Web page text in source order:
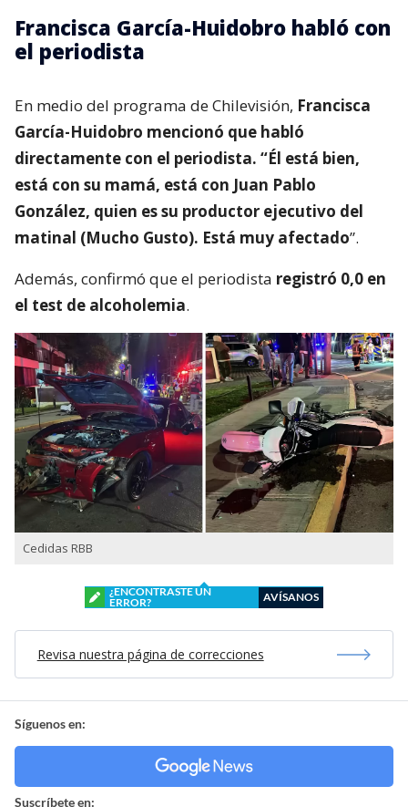
Francisca García-Huidobro habló con
el periodista
En medio del programa de Chilevisión, Francisca
García-Huidobro mencionó que habló
directamente con el periodista. “Él está bien,
está con su mamá, está con Juan Pablo
González, quien es su productor ejecutivo del
matinal (Mucho Gusto). Está muy afectado”.
Además, confirmó que el periodista registró 0,0 en
el test de alcoholemia.
Cedidas RBB
¿ENCONTRASTE UN
ERROR?
AVÍSANOS
Revisa nuestra página de correcciones
Síguenos en:
Suscríbete en: